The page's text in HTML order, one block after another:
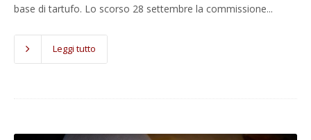
base di tartufo. Lo scorso 28 settembre la commissione...
Leggi tutto